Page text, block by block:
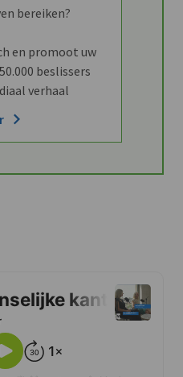
bereiken?
en promoot uw
beslissers
verhaal